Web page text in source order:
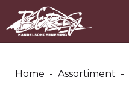
Over ons
Openingstijden
Home - Assortiment -